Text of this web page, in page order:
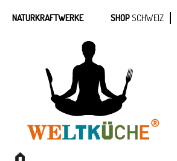
NATURKRAFTWERKE SHOPSCHWEIZ